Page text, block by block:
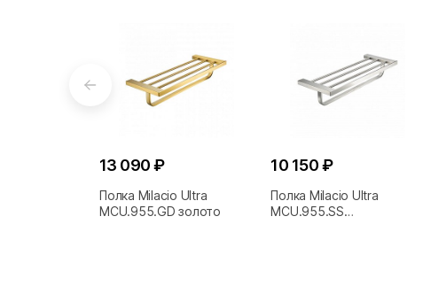
13 090 ₽
Полка Milacio Ultra
MCU.955.GD золото
10 150 ₽
Полка Milacio Ultra
MCU.955.SS